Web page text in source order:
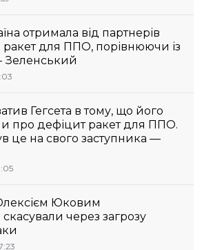
отримала від партнерів
для ППО, порівнюючи із
Гегсета в тому, що його
про дефіцит ракет для ППО.
це на свого заступника —
Юковим
через загрозу